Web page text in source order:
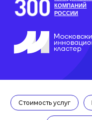
Стоимость услуг
Динамичная
команда с